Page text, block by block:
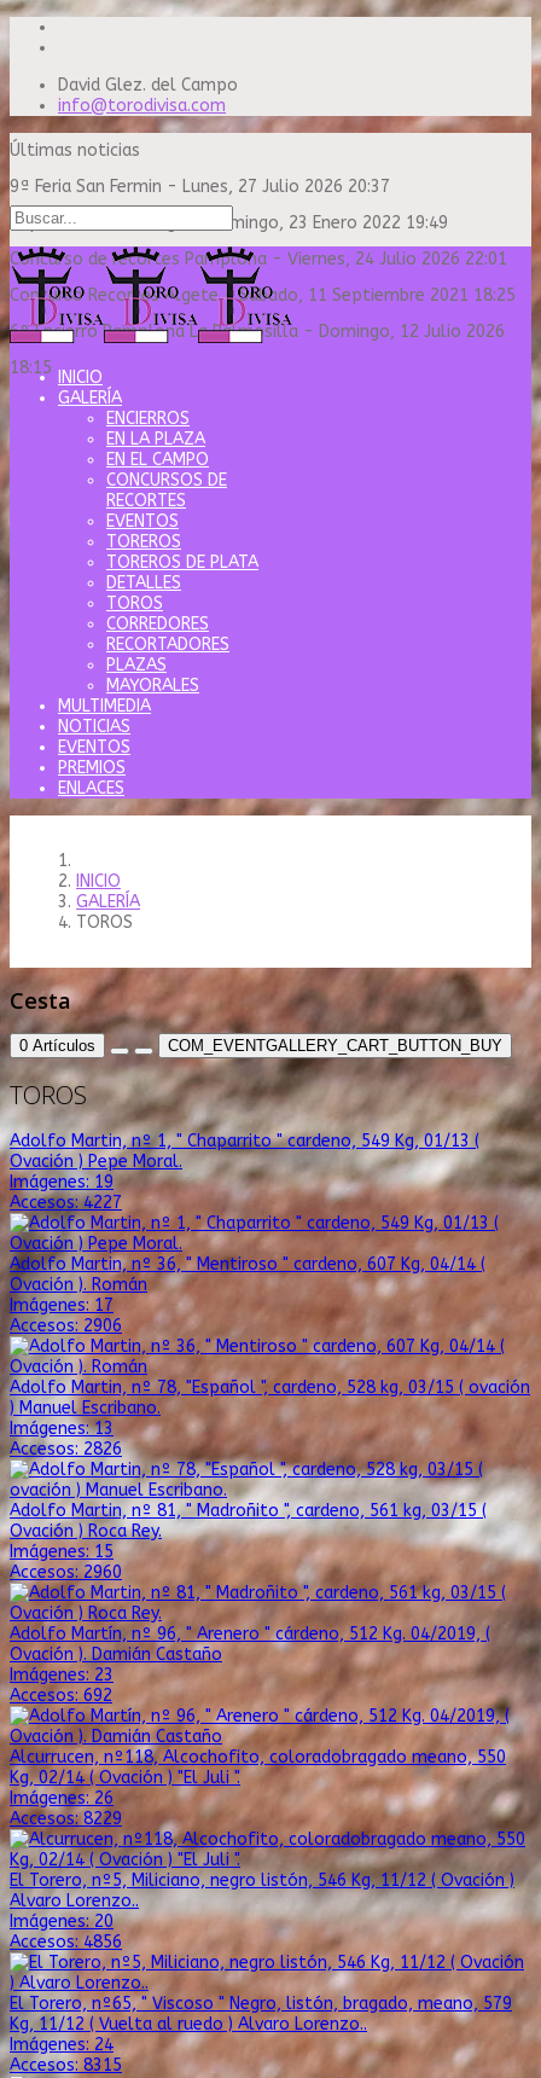
David Glez. del Campo
info@torodivisa.com
Últimas noticias
9ª Feria San Fermin - Lunes, 27 Julio 2026 20:37
Capea Sanse Domingo
Domingo, 23 Enero 2022 19:49
Concurso de recortes Pamplona - Viernes, 24 Julio 2026 22:01
Concurso Recortes Algete-Sábado, 11 Septiembre 2021 18:25
6º Encierro Pamplona La Palmosilla - Domingo, 12 Julio 2026
18:15
INICIO
GALERÍA
ENCIERROS
EN LA PLAZA
EN EL CAMPO
CONCURSOS DE
RECORTES
EVENTOS
TOREROS
TOREROS DE PLATA
DETALLES
TOROS
CORREDORES
RECORTADORES
PLAZAS
MAYORALES
MULTIMEDIA
NOTICIAS
EVENTOS
PREMIOS
ENLACES
INICIO
GALERÍA
TOROS
Cesta
0 Artículos COM_EVENTGALLERY_CART_BUTTON_BUY
TOROS
Adolfo Martin, nº 1, " Chaparrito " cardeno, 549 Kg, 01/13 (
Ovación ) Pepe Moral.
Imágenes: 19
Accesos: 4227
Adolfo Martin, nº 36, " Mentiroso " cardeno, 607 Kg, 04/14 (
Ovación ). Román
Imágenes: 17
Accesos: 2906
Adolfo Martin, nº 78, "Español ", cardeno, 528 kg, 03/15 ( ovación
) Manuel Escribano.
Imágenes: 13
Accesos: 2826
Adolfo Martin, nº 81, " Madroñito ", cardeno, 561 kg, 03/15 (
Ovación ) Roca Rey.
Imágenes: 15
Accesos: 2960
Adolfo Martín, nº 96, " Arenero " cárdeno, 512 Kg. 04/2019, (
Ovación ). Damián Castaño
Imágenes: 23
Accesos: 692
Alcurrucen, nº118, Alcochofito, coloradobragado meano, 550
Kg, 02/14 ( Ovación ) "El Juli ".
Imágenes: 26
Accesos: 8229
El Torero, nº5, Miliciano, negro listón, 546 Kg, 11/12 ( Ovación )
Alvaro Lorenzo..
Imágenes: 20
Accesos: 4856
El Torero, nº65, " Viscoso " Negro, listón, bragado, meano, 579
Kg, 11/12 ( Vuelta al ruedo ) Alvaro Lorenzo..
Imágenes: 24
Accesos: 8315